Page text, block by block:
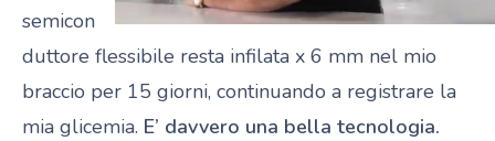
semicon
duttore flessibile resta infilata x 6 mm nel mio
braccio per 15 giorni, continuando a registrare la
mia glicemia. E’ davvero una bella tecnologia.